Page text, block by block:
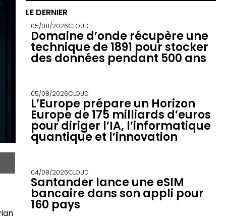
LE DERNIER
05/08/2026CLOUD
Domaine d’onde récupère une
technique de 1891 pour stocker
des données pendant 500 ans
05/08/2026CLOUD
L’Europe prépare un Horizon
Europe de 175 milliards d’euros
pour diriger l’IA, l’informatique
quantique et l’innovation
04/08/2026CLOUD
Santander lance une eSIM
bancaire dans son appli pour
160 pays